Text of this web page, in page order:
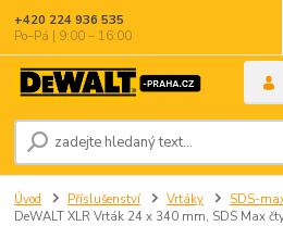
+420 224 936 535
Po–Pá | 9:00 – 16:00
Úvod Příslušenství Vrtáky SDS-
DeWALT XLR Vrták 24 x 340 mm, SDS Max